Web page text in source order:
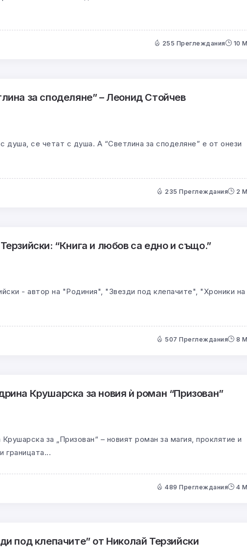
255 Преглеждания 10
за споделяне” – Леонид Стойчев
душа, се четат с душа. А “Светлина за споделяне” е от онези
235 Преглеждания 2
“Книга и любов са едно и също.”
- автор на "Родиния", "Звезди под клепачите", "Хроники на
507 Преглеждания 8
Крушарска за новия ѝ роман “Призован”
за „Призован“ – новият роман за магия, проклятие и
границата...
489 Преглеждания 4
под клепачите” от Николай Терзийски